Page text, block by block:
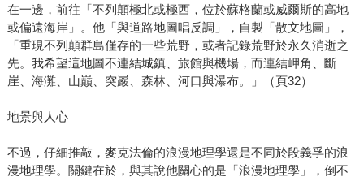
在一邊，前往「不列顛極北或極西，位於蘇格蘭或威爾斯的高地
或偏遠海岸」。他「與道路地圖唱反調」，自製「散文地圖」，
「重現不列顛群島僅存的一些荒野，或者記錄荒野於永久消逝之
先。我希望這地圖不連結城鎮、旅館與機場，而連結岬角、斷
崖、海灘、山巔、突巖、森林、河口與瀑布。」（頁32）
地景與人心
不過，仔細推敲，麥克法倫的浪漫地理學還是不同於段義孚的浪
漫地理學。關鍵在於，與其說他關心的是「浪漫地理學」，倒不